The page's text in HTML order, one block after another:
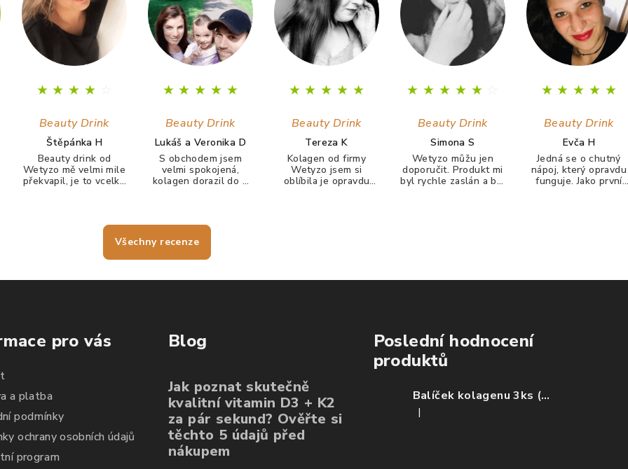
★ ★ ★ ★
Beauty Drink
Štěpánka H
Beauty drink od
Wetyzo mě velmi mile
překvapil, je to vcelku
zmizela téměř
★ ★ ★ ★ ★
Beauty Drink
Lukáš a Veronika D
S obchodem jsem
velmi spokojená,
kolagen dorazil do 3
spokojená nehty mám
krásně pevné a tak
často se mi nelámou,
vlasy jdou krásně
nezacuchávají se.
★ ★ ★ ★ ★
Beauty Drink
Tereza K
Kolagen od firmy
Wetyzo jsem si
oblíbila je opravdu
★ ★ ★ ★ ★
Beauty Drink
Simona S
Wetyzo můžu jen
doporučit. Produkt mi
byl rychle zaslán a byl
★ ★ ★ ★ ★
Beauty Drink
Evča H
Jedná se o chutný
nápoj, který opravdu
funguje. Jako první
zdravější. Colagen od
Všechny recenze
pro vás
a platba
podmínky
ochrany osobních údajů
program
Blog
Jak poznat skutečně
kvalitní vitamin D3 + K2
za pár sekund? Ověřte si
těchto 5 údajů před
nákupem
Poslední hodnocení
produktů
Balíček kolagenu 3ks (ovoce, mango, citron)
Hodnocení produktu je 5 z 5 hvězdiček.
|